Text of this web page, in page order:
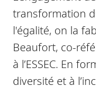
transformation
l'égalité, on la
Beaufort, co-
à l’ESSEC. En
diversité et à